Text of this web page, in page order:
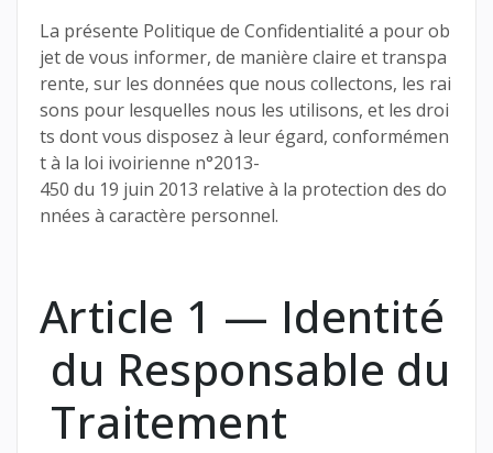
La présente Politique de Confidentialité a pour ob
jet de vous informer, de manière claire et transpa
rente, sur les données que nous collectons, les rai
sons pour lesquelles nous les utilisons, et les droi
ts dont vous disposez à leur égard, conformémen
t à la loi ivoirienne n°2013-
450 du 19 juin 2013 relative à la protection des do
nnées à caractère personnel.
Article 1 — Identité
du Responsable du
Traitement